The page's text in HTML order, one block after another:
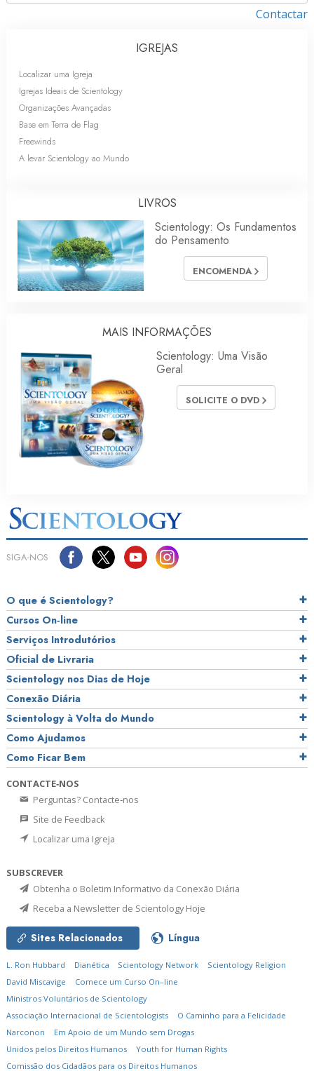
Contactar
IGREJAS
Localizar uma Igreja
Igrejas Ideais de Scientology
Organizações Avançadas
Base em Terra de Flag
Freewinds
A levar Scientology ao Mundo
LIVROS
Scientology: Os Fundamentos
do Pensamento
ENCOMENDA
MAIS INFORMAÇÕES
Scientology: Uma Visão
Geral
SOLICITE O DVD
SIGA‑NOS
O que é Scientology?
Cursos On‑line
Serviços Introdutórios
Oficial de Livraria
Scientology nos Dias de Hoje
Conexão Diária
Scientology à Volta do Mundo
Como Ajudamos
Como Ficar Bem
CONTACTE‑NOS
Perguntas? Contacte‑nos
Site de Feedback
Localizar uma Igreja
SUBSCREVER
Obtenha o Boletim Informativo da Conexão Diária
Receba a Newsletter de Scientology Hoje
Sites Relacionados Língua
L. Ron Hubbard Dianética Scientology Network
Scientology Religion
David Miscavige
Comece um Curso On–line
Ministros Voluntários de Scientology
Associação Internacional de Scientologists
O Caminho para a Felicidade
Narconon
Em Apoio de um Mundo sem Drogas
Unidos pelos Direitos Humanos
Youth for Human Rights
Comissão dos Cidadãos para os Direitos Humanos